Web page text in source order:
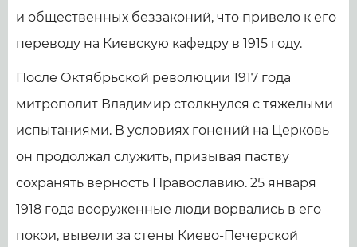
и общественных беззаконий, что привело к его
переводу на Киевскую кафедру в 1915 году.
После Октябрьской революции 1917 года
митрополит Владимир столкнулся с тяжелыми
испытаниями. В условиях гонений на Церковь
он продолжал служить, призывая паству
сохранять верность Православию. 25 января
1918 года вооруженные люди ворвались в его
покои, вывели за стены Киево-Печерской